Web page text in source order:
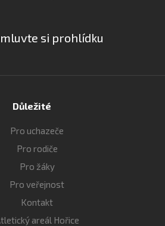
si prohlídku
Důležité
Pro uchazeče
Pro rodiče
Pro žáky
Pro veřejnost
Kontakt
areál Hořice